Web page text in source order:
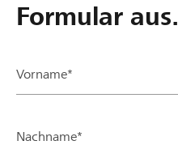
Formular aus.
Vorname*
Nachname*